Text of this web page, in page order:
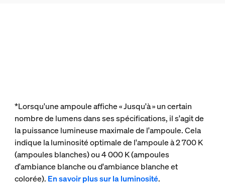
*Lorsqu'une ampoule affiche « Jusqu'à » un certain
nombre de lumens dans ses spécifications, il s'agit de
la puissance lumineuse maximale de l'ampoule. Cela
indique la luminosité optimale de l'ampoule à 2 700 K
(ampoules blanches) ou 4 000 K (ampoules
d'ambiance blanche ou d'ambiance blanche et
colorée). En savoir plus sur la luminosité.